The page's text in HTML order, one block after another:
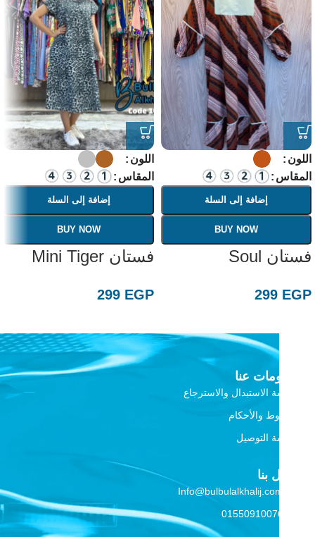
اللون
المقاس
إضافة إلى السلة
BUY NOW
فستان Soul
299 EGP
اللون
المقاس
إضافة إلى السلة
BUY NOW
فستان Mini Tiger
299 EGP
معلومات عنا
سياسة الاستبدال والاسترجاع
الشروط والأحكام
سياسة التوصيل
اتصل بنا
Info@bulbulalkhalij.com
01550910076